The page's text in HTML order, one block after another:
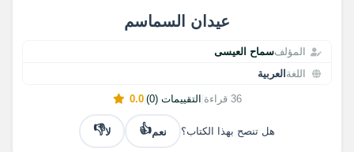
عيدان السماسم
المؤلفسماح العيسى
اللغة العربية
36 قراءة التقييمات (0) |
0.0
هل تنصح بهذا الكتاب؟ نعم👍 لا👎